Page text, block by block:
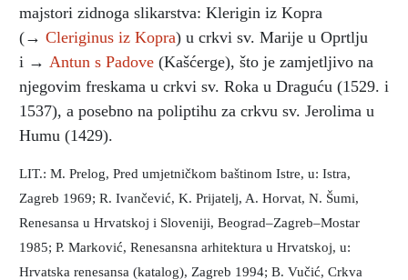
majstori zidnoga slikarstva: Klerigin iz Kopra
(→ Cleriginus iz Kopra) u crkvi sv. Marije u Oprtlju
i → Antun s Padove (Kašćerge), što je zamjetljivo na
njegovim freskama u crkvi sv. Roka u Draguću (1529. i
1537), a posebno na poliptihu za crkvu sv. Jerolima u
Humu (1429).
LIT.: M. Prelog, Pred umjetničkom baštinom Istre, u: Istra,
Zagreb 1969; R. Ivančević, K. Prijatelj, A. Horvat, N. Šumi,
Renesansa u Hrvatskoj i Sloveniji, Beograd–Zagreb–Mostar
1985; P. Marković, Renesansna arhitektura u Hrvatskoj, u:
Hrvatska renesansa (katalog), Zagreb 1994; B. Vučić, Crkva